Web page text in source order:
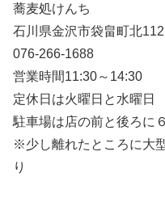
蕎麦処けんち
石川県金沢市袋畠町北
076-266-1688
営業時間11:30～14:30
定休日は火曜日と水曜日
駐車場は店の前と後ろに
※少し離れたところに大
り